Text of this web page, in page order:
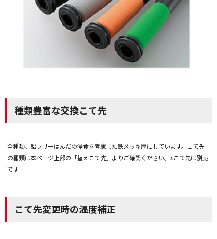
種類豊富な交換こて先
全種類、鉛フリーはんだの侵食を考慮した鉄メッキ厚にしています。こて先
の種類は本ページ上部の「替えこて先」よりご確認ください。※こて先は別売
です
こて先変更時の温度補正